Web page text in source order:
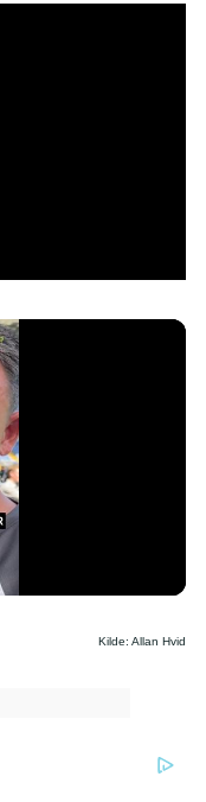
Kilde: Allan Hvid